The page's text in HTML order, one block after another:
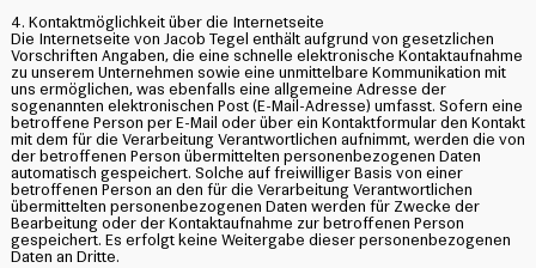
4. Kontaktmöglichkeit über die Internetseite
Die Internetseite von Jacob Tegel enthält aufgrund von gesetzlichen
Vorschriften Angaben, die eine schnelle elektronische Kontaktaufnahme
zu unserem Unternehmen sowie eine unmittelbare Kommunikation mit
uns ermöglichen, was ebenfalls eine allgemeine Adresse der
sogenannten elektronischen Post (E-Mail-Adresse) umfasst. Sofern eine
betroffene Person per E-Mail oder über ein Kontaktformular den Kontakt
mit dem für die Verarbeitung Verantwortlichen aufnimmt, werden die von
der betroffenen Person übermittelten personenbezogenen Daten
automatisch gespeichert. Solche auf freiwilliger Basis von einer
betroffenen Person an den für die Verarbeitung Verantwortlichen
übermittelten personenbezogenen Daten werden für Zwecke der
Bearbeitung oder der Kontaktaufnahme zur betroffenen Person
gespeichert. Es erfolgt keine Weitergabe dieser personenbezogenen
Daten an Dritte.